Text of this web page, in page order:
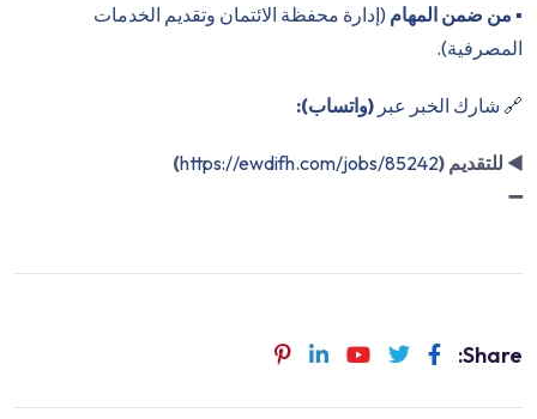
▪️ من ضمن المهام (إدارة محفظة الائتمان وتقديم الخدمات
المصرفية).
🔗 شارك الخبر عبر (واتساب):
◀️ للتقديم (https://ewdifh.com/jobs/85242
)
➖
Share: